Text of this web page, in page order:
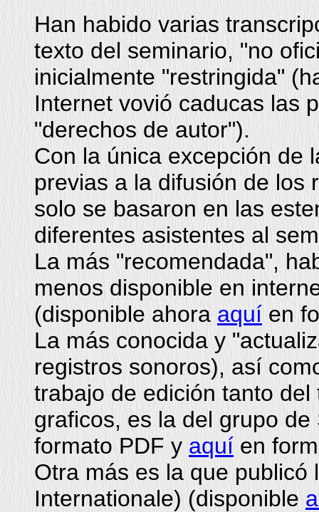
Han habido varias
texto del seminario, "no
inicialmente "restringida"
Internet vovió caducas las
"derechos de autor").
Con la única excepción de
previas a la difusión de los
solo se basaron en las
diferentes asistentes al
La más "recomendada",
menos disponible en
(disponible ahoraaquíen
La más conocida y
registros sonoros), así
trabajo de edición tanto
graficos, es la del grupo
formato PDF y aquí en
Otra más es la que publicó
Internationale) (disponible